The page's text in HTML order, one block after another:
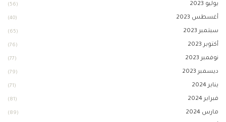
يوليو 2023 (56)
أغسطس 2023 (40)
سبتمبر 2023 (65)
أكتوبر 2023 (76)
نوفمبر 2023 (77)
ديسمبر 2023 (79)
يناير 2024 (71)
فبراير 2024 (81)
مارس 2024 (89)